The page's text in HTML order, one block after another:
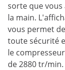
sorte que
la main.
vous permet
toute sécurité
le
de 2880 tr/